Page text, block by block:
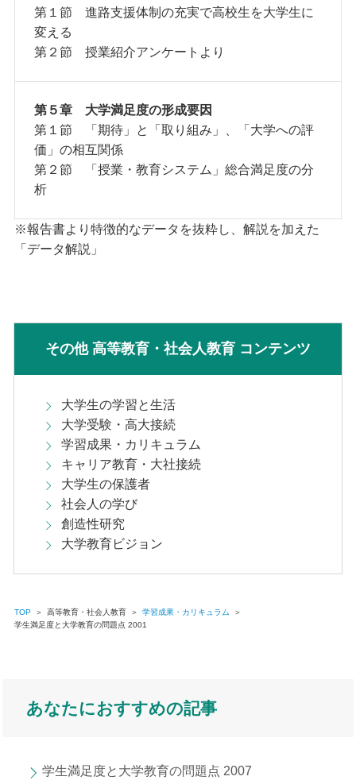
第１節 進路支援体制の充実で高校生を大学生に
変える
第２節 授業紹介アンケートより
第５章 大学満足度の形成要因
第１節 「期待」と「取り組み」、「大学への評
価」の相互関係
第２節 「授業・教育システム」総合満足度の分
析
※報告書より特徴的なデータを抜粋し、解説を加えた
「データ解説」
その他 高等教育・社会人教育 コンテンツ
大学生の学習と生活
大学受験・高大接続
学習成果・カリキュラム
キャリア教育・大社接続
大学生の保護者
社会人の学び
創造性研究
大学教育ビジョン
TOP ＞ 高等教育・社会人教育 ＞ 学習成果・カリキュラム
＞
学生満足度と大学教育の問題点 2001
あなたにおすすめの記事
学生満足度と大学教育の問題点 2007